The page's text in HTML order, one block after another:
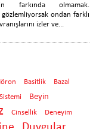
farkında olmamak.
ondan farklı
izler ve...
Basitlik
Bazal
Sistemi Beyin
Cinsellik
Deneyim